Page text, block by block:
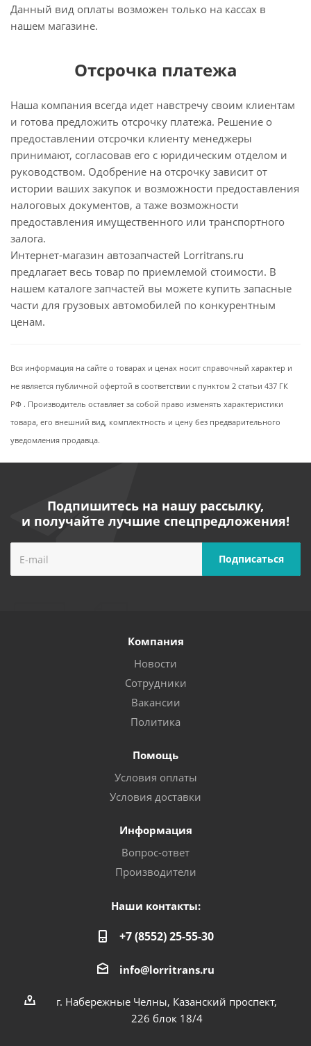
Данный вид оплаты возможен только на кассах в
нашем магазине.
Отсрочка платежа
Наша компания всегда идет навстречу своим клиентам
и готова предложить отсрочку платежа. Решение о
предоставлении отсрочки клиенту менеджеры
принимают, согласовав его с юридическим отделом и
руководством. Одобрение на отсрочку зависит от
истории ваших закупок и возможности предоставления
налоговых документов, а таже возможности
предоставления имущественного или транспортного
залога.
Интернет-магазин автозапчастей Lorritrans.ru
предлагает весь товар по приемлемой стоимости. В
нашем каталоге запчастей вы можете купить запасные
части для грузовых автомобилей по конкурентным
ценам.
Вся информация на сайте о товарах и ценах носит справочный характер и
не является публичной офертой в соответствии с пунктом 2 статьи 437 ГК
РФ . Производитель оставляет за собой право изменять характеристики
товара, его внешний вид, комплектность и цену без предварительного
уведомления продавца.
Подпишитесь на нашу рассылку,
и получайте лучшие спецпредложения!
Компания
Новости
Сотрудники
Вакансии
Политика
Помощь
Условия оплаты
Условия доставки
Информация
Вопрос-ответ
Производители
Наши контакты:
+7 (8552) 25-55-30
info@lorritrans.ru
г. Набережные Челны, Казанский проспект,
226 блок 18/4